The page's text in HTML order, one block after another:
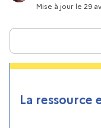
Mise à jourle 29
La ressource